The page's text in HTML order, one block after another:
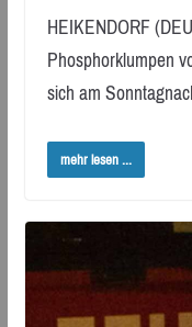
HEIKENDORF
Phosphorklumpen
sich am
mehr lesen ...